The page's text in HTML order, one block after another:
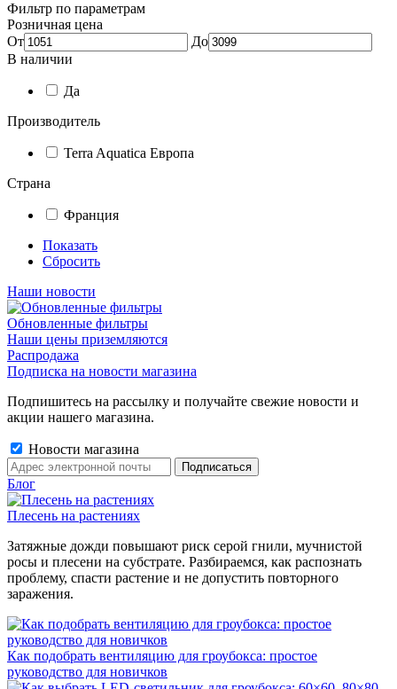
Фильтр по параметрам
Розничная цена
От
До
В наличии
Да
Производитель
Terra Aquatica Европа
Страна
Франция
Показать
Сбросить
Наши новости
Обновленные фильтры
Наши цены приземляются
Распродажа
Подписка на новости магазина
Подпишитесь на рассылку и получайте свежие новости и
акции нашего магазина.
Новости магазина
Блог
Плесень на растениях
Затяжные дожди повышают риск серой гнили, мучнистой
росы и плесени на субстрате. Разбираемся, как распознать
проблему, спасти растение и не допустить повторного
заражения.
Как подобрать вентиляцию для гроубокса: простое
руководство для новичков